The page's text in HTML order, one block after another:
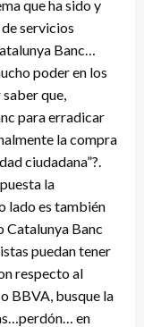
que ha sido y
servicios
Banc…
poder en los
que,
para erradicar
la compra
ciudadana”?.
la
lado es también
Catalunya Banc
puedan tener
respecto al
BBVA, busque la
en